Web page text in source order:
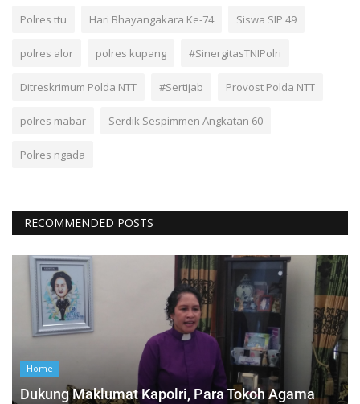
Polres ttu Hari Bhayangakara Ke-74 Siswa SIP 49
polres alor polres kupang #SinergitasTNIPolri
Ditreskrimum Polda NTT #Sertijab Provost Polda NTT
polres mabar Serdik Sespimmen Angkatan 60
Polres ngada
RECOMMENDED POSTS
Home
Dukung Maklumat Kapolri, Para Tokoh Agama